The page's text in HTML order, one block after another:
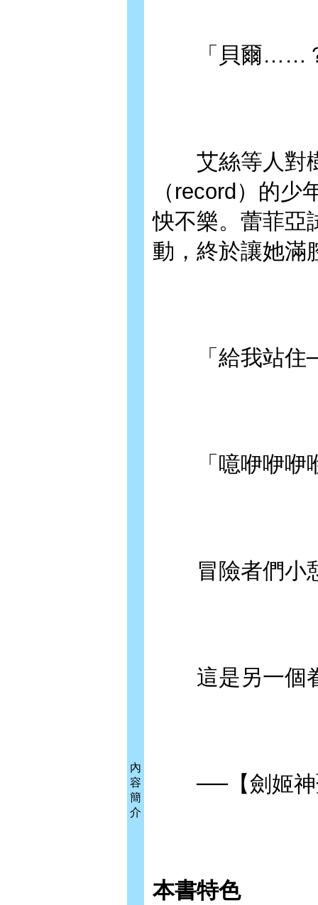
內
容
簡
介
「貝爾……
艾絲等人對樹
（record）的
怏不樂。蕾菲亞
動，終於讓她滿
「給我站住
「噫咿咿咿咿
冒險者們小
這是另一個
──【劍姬神
本書特色